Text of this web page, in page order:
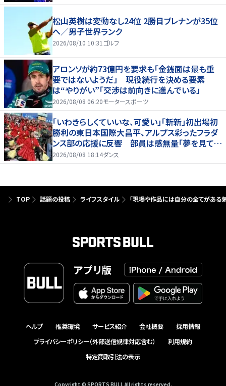
松山英樹は変動なし24位 2勝目ブレナンが35位
へ／男子世界ランク
2026/08/10 10:31 ゴルフ
アロンソが約73億円を要求も「金銭面は最も重
要ではないようだ」 現役続行を決める要素
は“やりがい”「交渉は前向きに進んでいる」
2026/08/08 06:20モータースポーツ
「いわきらしくていいな、可愛い」「斬新」初出場初
勝利の東日本国際大昌平、アルプス彩ったフラダ
ンス部の応援に反響 部員は感無量「夢を見てい
るよう」
2026/08/08 18:14ダンス
TOP 話題の投稿 ライフスタイル 「現場や作品には自分の全てがある
アプリ版
ヘルプ 推奨環境 サービス紹介 会社概要
採用情報
プライバシーポリシー（外部送信規律対応含む）
利用規約
特定商取引法の表示
Copyright © SPORTS BULL All rights reserved.